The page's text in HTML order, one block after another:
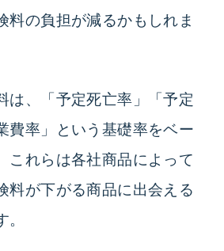
料の負担が減るかもしれま
は、「予定死亡率」「予定
費率」という基礎率をベー
これらは各社商品によって
料が下がる商品に出会える